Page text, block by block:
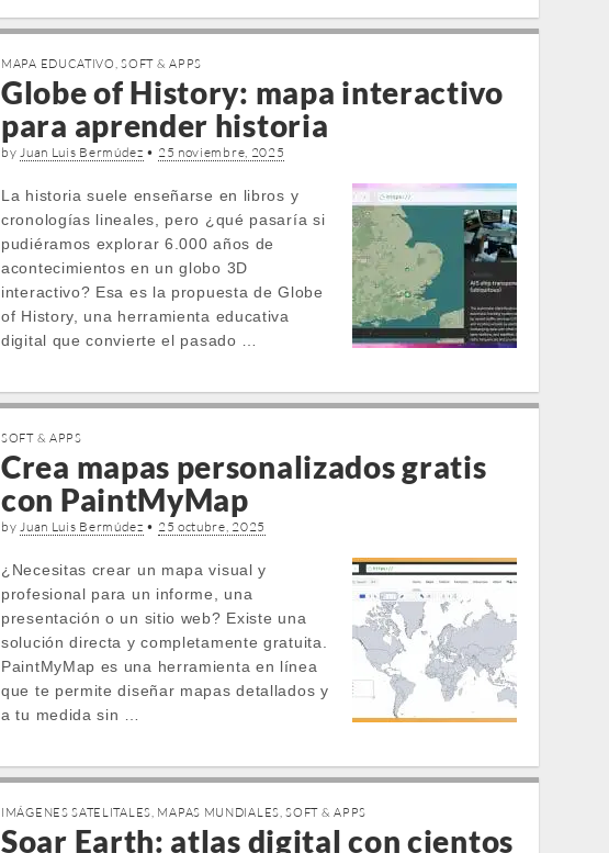
MAPA EDUCATIVO,SOFT & APPS
Globe of History: mapa interactivo
para aprender historia
byJuan Luis Bermúdez • 25 noviembre, 2025
La historia suele enseñarse en libros y
cronologías lineales, pero ¿qué pasaría si
pudiéramos explorar 6.000 años de
acontecimientos en un globo 3D
interactivo? Esa es la propuesta de Globe
of History, una herramienta educativa
digital que convierte el pasado …
SOFT & APPS
Crea mapas personalizados gratis
con PaintMyMap
byJuan Luis Bermúdez • 25 octubre, 2025
¿Necesitas crear un mapa visual y
profesional para un informe, una
presentación o un sitio web? Existe una
solución directa y completamente gratuita.
PaintMyMap es una herramienta en línea
que te permite diseñar mapas detallados y
a tu medida sin …
IMÁGENES SATELITALES, MAPAS MUNDIALES,SOFT & APPS
Soar Earth: atlas digital con cientos